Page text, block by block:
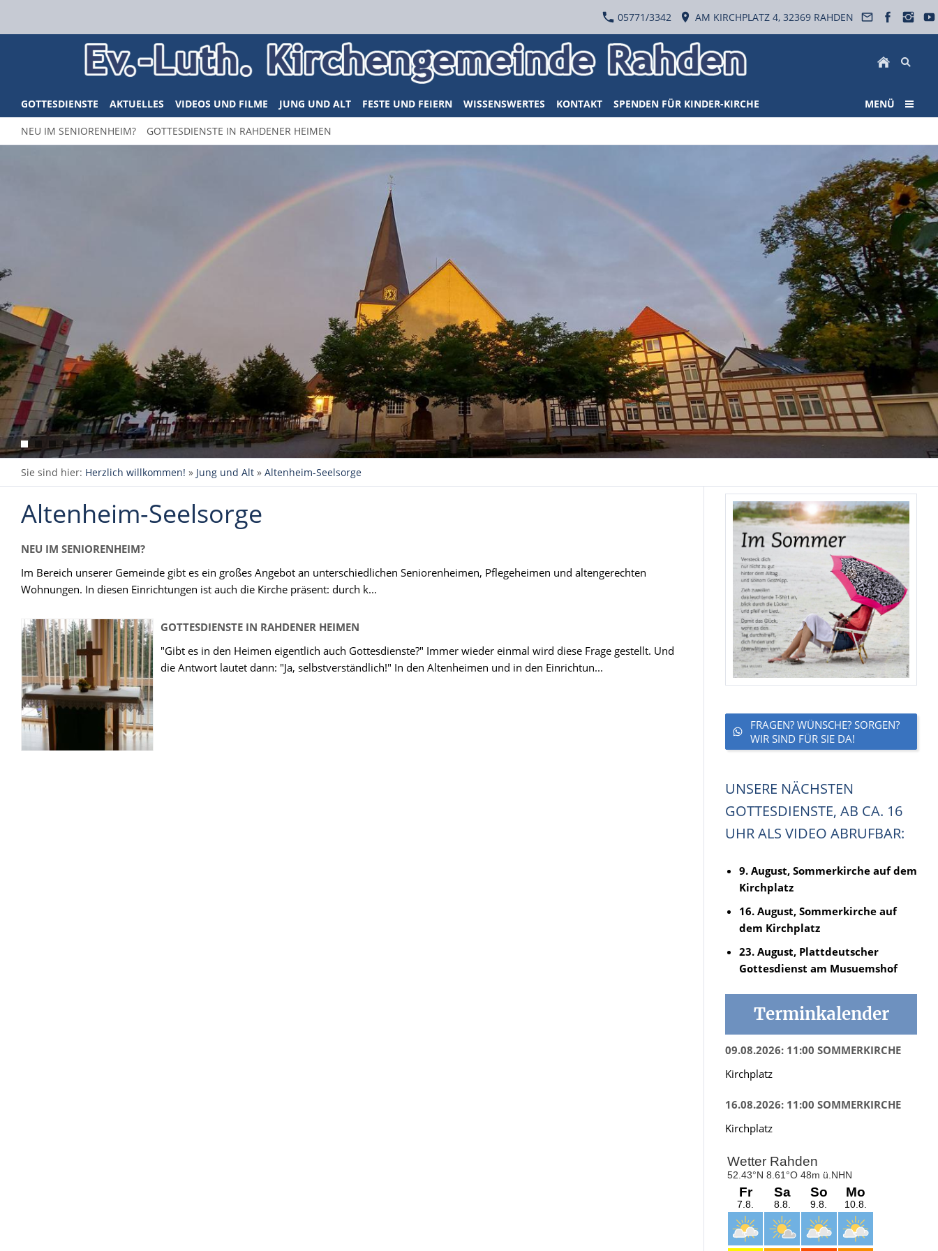
05771/3342 AM KIRCHPLATZ 4, 32369 RAHDEN
GOTTESDIENSTE AKTUELLES VIDEOS UND FILME JUNG UND ALT FESTE UND FEIERN WISSENSWERTES KONTAKT SPENDEN FÜR KINDER-KIRCHE MENÜ
NEU IM SENIORENHEIM? GOTTESDIENSTE IN RAHDENER HEIMEN
Sie sind hier: Herzlich willkommen! » Jung und Alt » Altenheim-Seelsorge
Altenheim-Seelsorge
NEU IM SENIORENHEIM?
Im Bereich unserer Gemeinde gibt es ein großes Angebot an unterschiedlichen Seniorenheimen, Pflegeheimen und altengerechten
Wohnungen. In diesen Einrichtungen ist auch die Kirche präsent: durch k...
GOTTESDIENSTE IN RAHDENER HEIMEN
"Gibt es in den Heimen eigentlich auch Gottesdienste?" Immer wieder einmal wird diese Frage gestellt. Und
die Antwort lautet dann: "Ja, selbstverständlich!" In den Altenheimen und in den Einrichtun...
FRAGEN? WÜNSCHE? SORGEN?
WIR SIND FÜR SIE DA!
UNSERE NÄCHSTEN
GOTTESDIENSTE, AB CA. 16
UHR ALS VIDEO ABRUFBAR:
9. August, Sommerkirche auf dem
Kirchplatz
16. August, Sommerkirche auf
dem Kirchplatz
23. August, Plattdeutscher
Gottesdienst am Musuemshof
Terminkalender
09.08.2026: 11:00 SOMMERKIRCHE
Kirchplatz
16.08.2026: 11:00 SOMMERKIRCHE
Kirchplatz